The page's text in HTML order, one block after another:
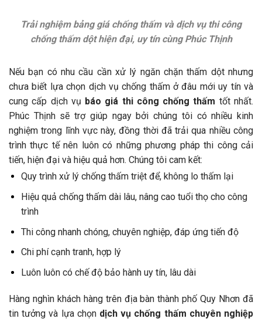
Trải nghiệm bảng giá chống thấm và dịch vụ thi công
chống thấm dột hiện đại, uy tín cùng Phúc Thịnh
Nếu bạn có nhu cầu cần xử lý ngăn chặn thấm dột nhưng
chưa biết lựa chọn dịch vụ chống thấm ở đâu mới uy tín và
cung cấp dịch vụ báo giá thi công chống thấm tốt nhất.
Phúc Thịnh sẽ trợ giúp ngay bởi chúng tôi có nhiều kinh
nghiệm trong lĩnh vực này, đồng thời đã trải qua nhiều công
trình thực tế nên luôn có những phương pháp thi công cải
tiến, hiện đại và hiệu quả hơn. Chúng tôi cam kết:
Quy trình xử lý chống thấm triệt để, không lo thấm lại
Hiệu quả chống thấm dài lâu, nâng cao tuổi thọ cho công
trình
Thi công nhanh chóng, chuyên nghiệp, đáp ứng tiến độ
Chi phí cạnh tranh, hợp lý
Luôn luôn có chế độ bảo hành uy tín, lâu dài
Hàng nghìn khách hàng trên địa bàn thành phố Quy Nhơn đã
tin tưởng và lựa chọn dịch vụ chống thấm chuyên nghiệp